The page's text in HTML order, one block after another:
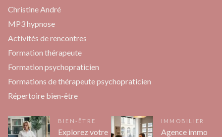
Christine André
MP3 hypnose
Activités de rencontres
Formation thérapeute
Formation psychopraticien
Formations de thérapeute psychopraticien
Répertoire bien-être
BIEN-ÊTRE
Explorez votre
IMMOBILIER
Agence immo